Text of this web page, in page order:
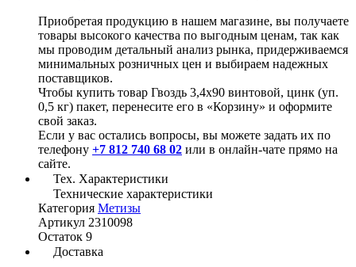
Приобретая продукцию в нашем магазине, вы получаете
товары высокого качества по выгодным ценам, так как
мы проводим детальный анализ рынка, придерживаемся
минимальных розничных цен и выбираем надежных
поставщиков.
Чтобы купить товар Гвоздь 3,4х90 винтовой, цинк (уп.
0,5 кг) пакет, перенесите его в «Корзину» и оформите
свой заказ.
Если у вас остались вопросы, вы можете задать их по
телефону +7 812 740 68 02 или в онлайн-чате прямо на
сайте.
Тех. Характеристики
Технические характеристики
Категория Метизы
Артикул 2310098
Остаток 9
Доставка